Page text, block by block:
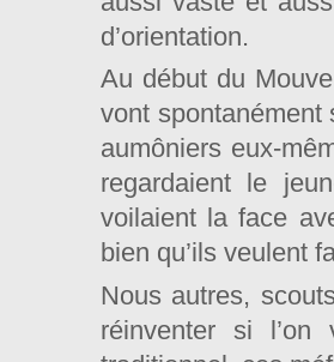
d’orientation.
Au début du
vont
aumôniers eux-
regardaient le
voilaient la face
bien qu’ils veulent
Nous autres,
réinventer si l’on